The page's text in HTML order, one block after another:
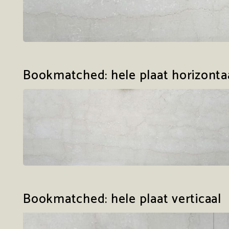
Bookmatched: hele plaat
Bookmatched: hele plaat verticaal